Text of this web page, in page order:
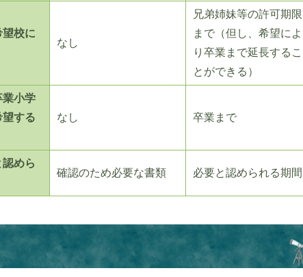
望校に
なし
兄弟姉妹等の許可期限
まで（但し、希望によ
り卒業まで延長するこ
とができる）
業小学
する
なし 卒業まで
めら
確認のため必要な書類 必要と認められる期間